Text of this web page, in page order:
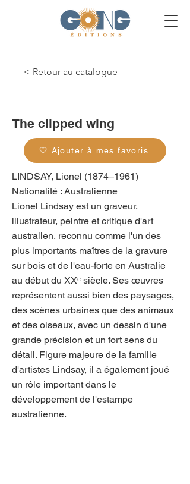
< Retour au catalogue
The clipped wing
🤍 Ajouter à mes favoris
LINDSAY, Lionel (1874–1961)
Nationalité : Australienne
Lionel Lindsay est un graveur,
illustrateur, peintre et critique d'art
australien, reconnu comme l'un des
plus importants maîtres de la gravure
sur bois et de l'eau-forte en Australie
au début du XXᵉ siècle. Ses œuvres
représentent aussi bien des paysages,
des scènes urbaines que des animaux
et des oiseaux, avec un dessin d'une
grande précision et un fort sens du
détail. Figure majeure de la famille
d'artistes Lindsay, il a également joué
un rôle important dans le
développement de l'estampe
australienne.